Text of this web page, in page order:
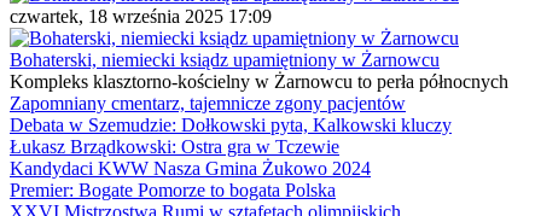
czwartek, 18 września 2025 17:09
Bohaterski, niemiecki ksiądz upamiętniony w Żarnowcu
Kompleks klasztorno-kościelny w Żarnowcu to perła północnych
Zapomniany cmentarz, tajemnicze zgony pacjentów
Debata w Szemudzie: Dołkowski pyta, Kalkowski kluczy
Łukasz Brządkowski: Ostra gra w Tczewie
Kandydaci KWW Nasza Gmina Żukowo 2024
Premier: Bogate Pomorze to bogata Polska
XXVI Mistrzostwa Rumi w sztafetach olimpijskich